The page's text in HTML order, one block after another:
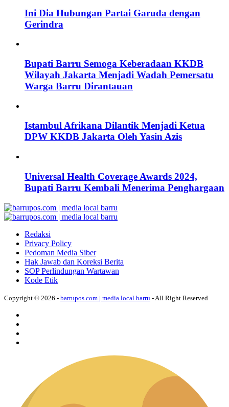
Ini Dia Hubungan Partai Garuda dengan
Gerindra
Bupati Barru Semoga Keberadaan KKDB
Wilayah Jakarta Menjadi Wadah Pemersatu
Warga Barru Dirantauan
Istambul Afrikana Dilantik Menjadi Ketua
DPW KKDB Jakarta Oleh Yasin Azis
Universal Health Coverage Awards 2024,
Bupati Barru Kembali Menerima Penghargaan
Redaksi
Privacy Policy
Pedoman Media Siber
Hak Jawab dan Koreksi Berita
SOP Perlindungan Wartawan
Kode Etik
Copyright © 2026 - barrupos.com | media local barru - All Right Reserved